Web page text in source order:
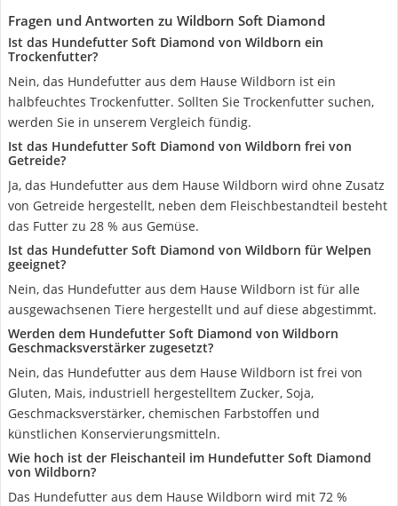
Fragen und Antworten zu Wildborn Soft Diamond
Ist das Hundefutter Soft Diamond von Wildborn ein
Trockenfutter?
Nein, das Hundefutter aus dem Hause Wildborn ist ein
halbfeuchtes Trockenfutter. Sollten Sie Trockenfutter suchen,
werden Sie in unserem Vergleich fündig.
Ist das Hundefutter Soft Diamond von Wildborn frei von
Getreide?
Ja, das Hundefutter aus dem Hause Wildborn wird ohne Zusatz
von Getreide hergestellt, neben dem Fleischbestandteil besteht
das Futter zu 28 % aus Gemüse.
Ist das Hundefutter Soft Diamond von Wildborn für Welpen
geeignet?
Nein, das Hundefutter aus dem Hause Wildborn ist für alle
ausgewachsenen Tiere hergestellt und auf diese abgestimmt.
Werden dem Hundefutter Soft Diamond von Wildborn
Geschmacksverstärker zugesetzt?
Nein, das Hundefutter aus dem Hause Wildborn ist frei von
Gluten, Mais, industriell hergestelltem Zucker, Soja,
Geschmacksverstärker, chemischen Farbstoffen und
künstlichen Konservierungsmitteln.
Wie hoch ist der Fleischanteil im Hundefutter Soft Diamond
von Wildborn?
Das Hundefutter aus dem Hause Wildborn wird mit 72 %